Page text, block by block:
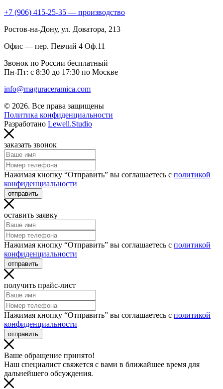
+7 (906) 415-25-35 — производство
Ростов-на-Дону, ул. Доватора, 213
Офис — пер. Певчий 4 Оф.11
Звонок по России бесплатный
Пн-Пт: с 8:30 до 17:30 по Москве
info@maguraceramica.com
© 2026. Все права защищены
Политика конфиденциальности
Разработано Lewell.Studio
заказать звонок
Нажимая кнопку “Отправить” вы соглашаетесь с политикой
конфиденциальности
отправить
оставить заявку
Нажимая кнопку “Отправить” вы соглашаетесь с политикой
конфиденциальности
отправить
получить прайс-лист
Нажимая кнопку “Отправить” вы соглашаетесь с политикой
конфиденциальности
отправить
Ваше обращение принято!
Наш специалист свяжется с вами в ближайшее время для
дальнейшего обсуждения.